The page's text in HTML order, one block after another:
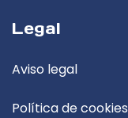
Legal
Aviso legal
Política de cookies